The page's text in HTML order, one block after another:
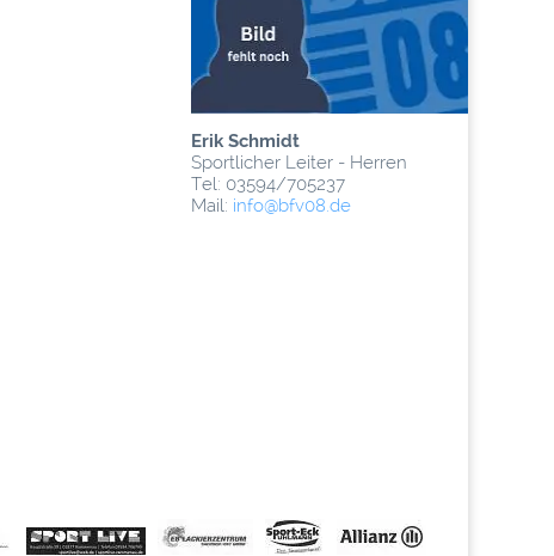
Erik Schmidt
Sportlicher Leiter - Herren
Tel: 03594/705237
Mail: info@­bfv08.de